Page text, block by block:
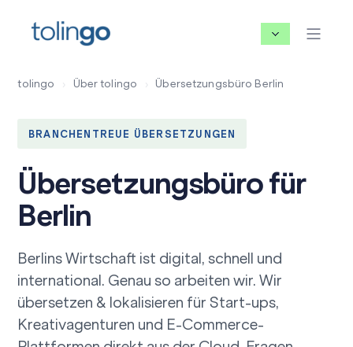
tolingo › Über tolingo › Übersetzungsbüro Berlin
BRANCHENTREUE ÜBERSETZUNGEN
Übersetzungsbüro für
Berlin
Berlins Wirtschaft ist digital, schnell und
international. Genau so arbeiten wir. Wir
übersetzen & lokalisieren für Start-ups,
Kreativagenturen und E-Commerce-